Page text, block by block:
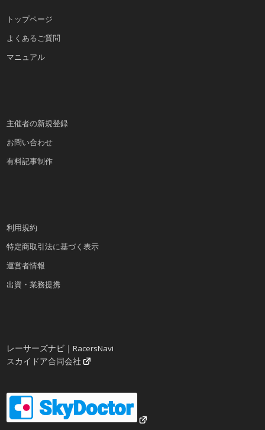
トップページ
よくあるご質問
マニュアル
主催者の新規登録
お問い合わせ
有料記事制作
利用規約
特定商取引法に基づく表示
運営者情報
出資・業務提携
レーサーズナビ｜RacersNavi
スカイドア合同会社